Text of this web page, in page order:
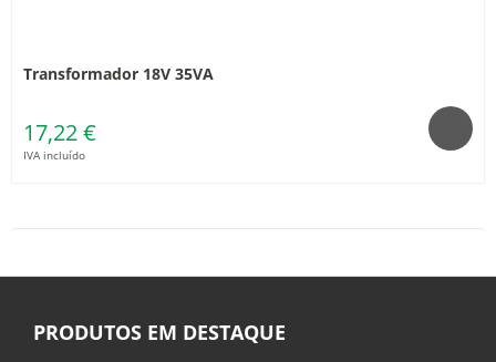
Transformador 18V 35VA
17,22 €
IVA incluído
PRODUTOS EM DESTAQUE